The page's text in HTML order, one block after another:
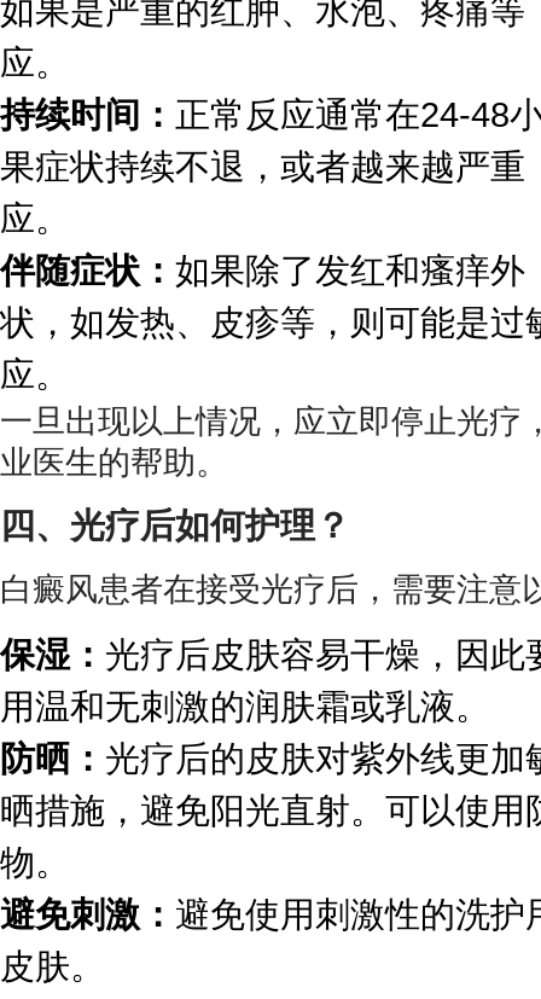
如果是严重的红肿、水泡、疼痛等
应。
持续时间： 正常反应通常在24-48
果症状持续不退，或者越来越严重
应。
伴随症状： 如果除了发红和瘙痒外
状，如发热、皮疹等，则可能是过
应。
一旦出现以上情况，应立即停止光疗
业医生的帮助。
四、光疗后如何护理？
白癜风患者在接受光疗后，需要注意
保湿： 光疗后皮肤容易干燥，因此
用温和无刺激的润肤霜或乳液。
防晒： 光疗后的皮肤对紫外线更加
晒措施，避免阳光直射。可以使用
物。
避免刺激： 避免使用刺激性的洗护
皮肤。